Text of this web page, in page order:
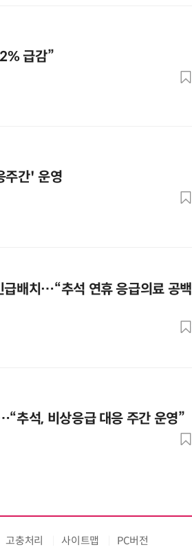
급감”
주간' 운영
급배치…“추석 연휴 응급의료 공백
추석, 비상응급 대응 주간 운영”
고충처리 사이트맵 PC버전